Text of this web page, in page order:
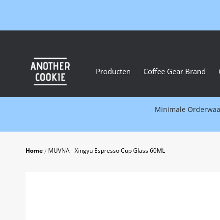
Producten Coffee Gear Brand
Minimale
Home MUVNA - Xingyu Espresso Cup Glass 60ML